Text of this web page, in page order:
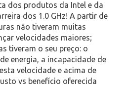
dos produtos da Intel e da
dos 1.0 GHz! A partir de
não tiveram muitas
velocidades maiores;
tiveram o seu preço: o
energia, a incapacidade de
velocidade e acima de
vs benefício oferecida